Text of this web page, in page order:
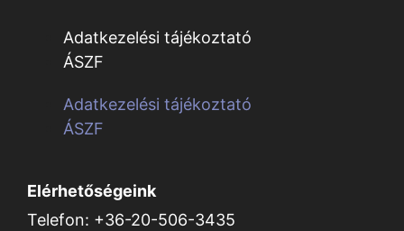
Adatkezelési tájékoztató
ÁSZF
Adatkezelési tájékoztató
ÁSZF
Elérhetőségeink
Telefon: +36-20-506-3435